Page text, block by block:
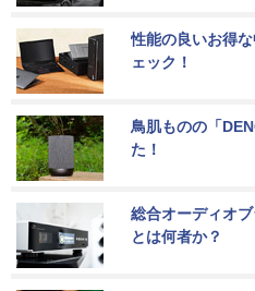
性能の良いお得
ェック！
鳥肌ものの「
た！
総合オーディオ
とは何者か？